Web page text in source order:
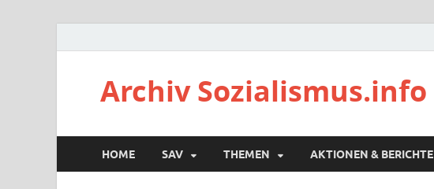
Archiv Sozialismus.info
HOME SAV THEMEN AKTIONEN & BERICHTE